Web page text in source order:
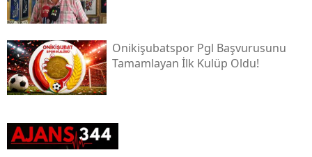
Onikişubatspor Pgl Başvurusunu
Tamamlayan İlk Kulüp Oldu!